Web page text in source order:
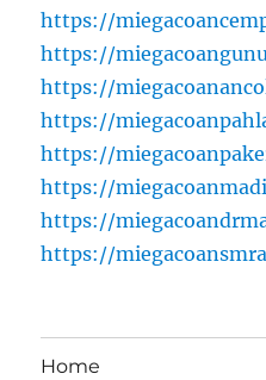
https://
https://
https://
https://
https://
https://
https://
https://
Home